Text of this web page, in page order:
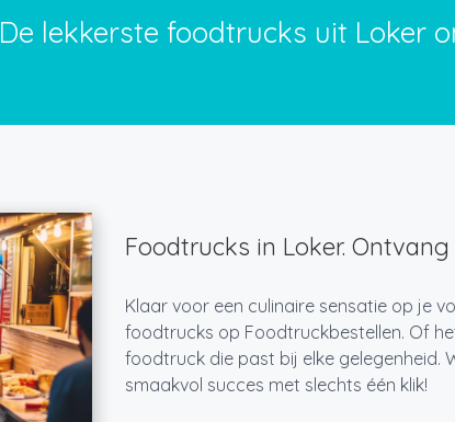
De lekkerste foodtrucks uit Loker
Foodtrucks in Loker.
Klaar voor een culinaire sensatie op je
foodtrucks op Foodtruckbestellen. Of
foodtruck die past bij elke gelegenheid.
smaakvol succes met slechts één klik!